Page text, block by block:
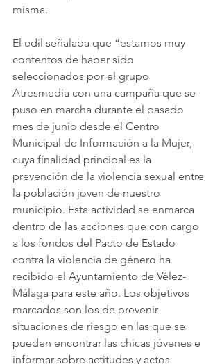
misma.
El edil señalaba que “estamos muy
contentos de haber sido
seleccionados por el grupo
Atresmedia con una campaña que se
puso en marcha durante el pasado
mes de junio desde el Centro
Municipal de Información a la Mujer,
cuya finalidad principal es la
prevención de la violencia sexual entre
la población joven de nuestro
municipio. Esta actividad se enmarca
dentro de las acciones que con cargo
a los fondos del Pacto de Estado
contra la violencia de género ha
recibido el Ayuntamiento de Vélez-
Málaga para este año. Los objetivos
marcados son los de prevenir
situaciones de riesgo en las que se
pueden encontrar las chicas jóvenes e
informar sobre actitudes y actos